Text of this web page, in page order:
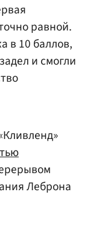
равной.
в 10 баллов,
и смогли
Леброна